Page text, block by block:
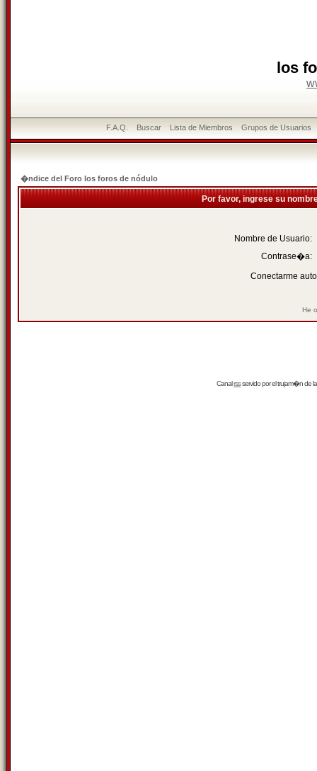
los
F.A.Q. Buscar Lista de Miembros Grupos de Usuarios
�ndice del Foro los foros de nódulo
Por favor, ingrese su
Nombre de Usuario:
Contrase�a:
Conectarme
He
Canalrssservido por eltrujam�nde